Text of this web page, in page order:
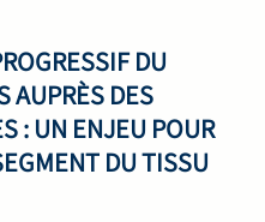
DU
AUPRÈS DES
: UN ENJEU POUR
DU TISSU